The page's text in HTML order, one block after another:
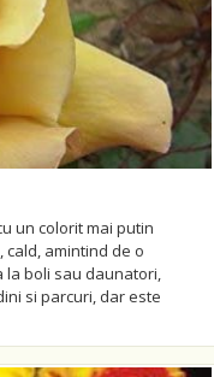
un colorit mai putin
amintind de o
boli sau daunatori,
si parcuri, dar este